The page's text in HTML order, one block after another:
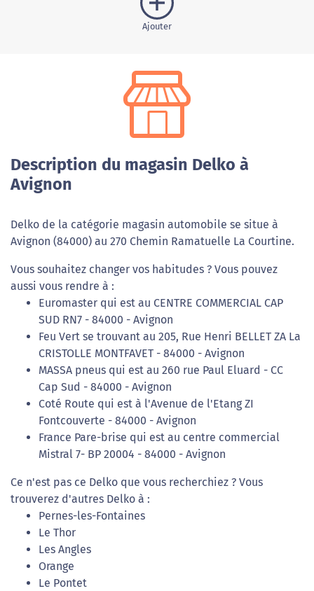
Ajouter
Description du magasin Delko à
Avignon
Delko de la catégorie magasin automobile se situe à
Avignon (84000) au 270 Chemin Ramatuelle La Courtine.
Vous souhaitez changer vos habitudes ? Vous pouvez
aussi vous rendre à :
Euromaster qui est au CENTRE COMMERCIAL CAP
SUD RN7 - 84000 - Avignon
Feu Vert se trouvant au 205, Rue Henri BELLET ZA La
CRISTOLLE MONTFAVET - 84000 - Avignon
MASSA pneus qui est au 260 rue Paul Eluard - CC
Cap Sud - 84000 - Avignon
Coté Route qui est à l'Avenue de l'Etang ZI
Fontcouverte - 84000 - Avignon
France Pare-brise qui est au centre commercial
Mistral 7- BP 20004 - 84000 - Avignon
Ce n'est pas ce Delko que vous recherchiez ? Vous
trouverez d'autres Delko à :
Pernes-les-Fontaines
Le Thor
Les Angles
Orange
Le Pontet